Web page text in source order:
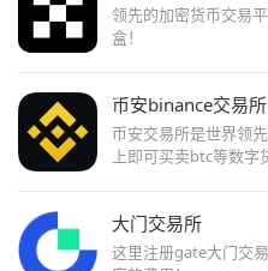
领先的加密货币交易
盒！
币安binance交易所
币安交易所是世界领
上即可买卖btc等数字
大门交易所
这里注册gate大门交